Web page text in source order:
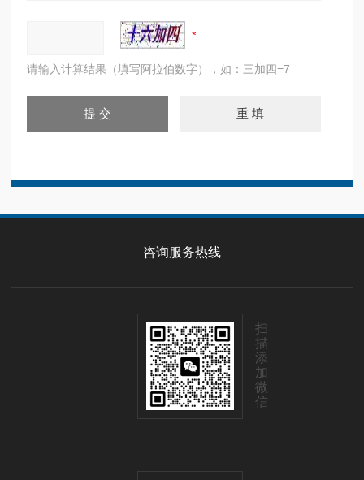
请输入计算结果（填写阿拉伯数字），如：三加四=7
咨询服务热线
扫
描
添
加
微
信